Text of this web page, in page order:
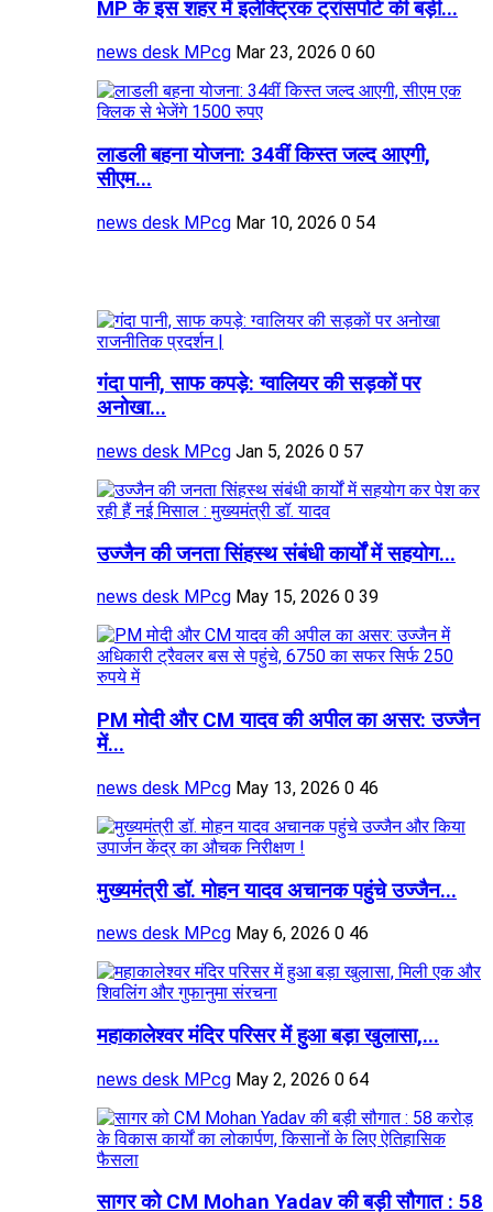
MP के इस शहर में इलेक्ट्रिक ट्रांसपोर्ट की बड़ी...
news desk MPcg Mar 23, 2026 0 60
लाडली बहना योजना: 34वीं किस्त जल्द आएगी,
सीएम...
news desk MPcg Mar 10, 2026 0 54
गंदा पानी, साफ कपड़े: ग्वालियर की सड़कों पर
अनोखा...
news desk MPcg Jan 5, 2026 0 57
उज्जैन की जनता सिंहस्थ संबंधी कार्यों में सहयोग...
news desk MPcg May 15, 2026 0 39
PM मोदी और CM यादव की अपील का असर: उज्जैन
में...
news desk MPcg May 13, 2026 0 46
मुख्यमंत्री डॉ. मोहन यादव अचानक पहुंचे उज्जैन...
news desk MPcg May 6, 2026 0 46
महाकालेश्वर मंदिर परिसर में हुआ बड़ा खुलासा,...
news desk MPcg May 2, 2026 0 64
सागर को CM Mohan Yadav की बड़ी सौगात : 58